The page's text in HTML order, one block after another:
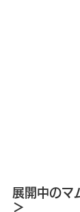
展開中のマ
＞